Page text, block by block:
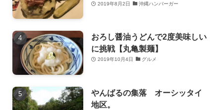
2019年8月2日 沖縄ハンバーガー
おろし醤油うどんで2度美味しい
に挑戦【丸亀製麺】
2019年10月4日 グルメ
やんばるの集落 オーシッタイ
地区。